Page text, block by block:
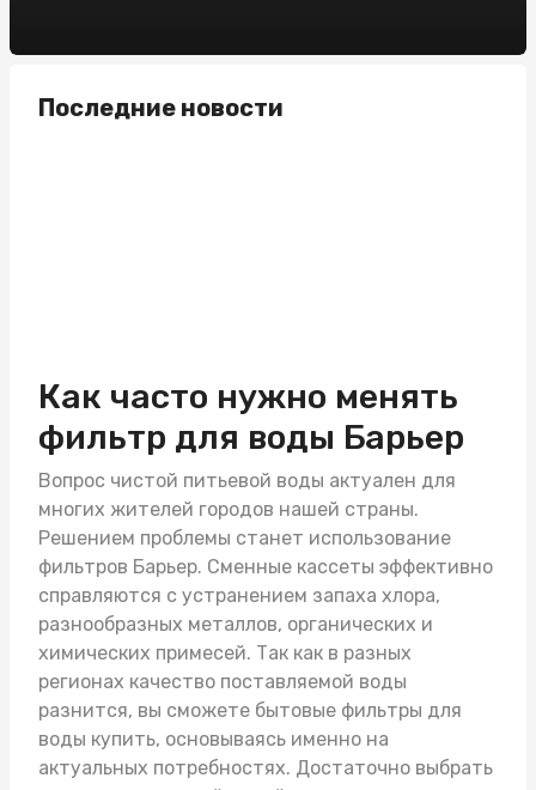
Последние новости
Как часто нужно менять
фильтр для воды Барьер
Вопрос чистой питьевой воды актуален для
многих жителей городов нашей страны.
Решением проблемы станет использование
фильтров Барьер. Сменные кассеты эффективно
справляются с устранением запаха хлора,
разнообразных металлов, органических и
химических примесей. Так как в разных
регионах качество поставляемой воды
разнится, вы сможете бытовые фильтры для
воды купить, основываясь именно на
актуальных потребностях. Достаточно выбрать